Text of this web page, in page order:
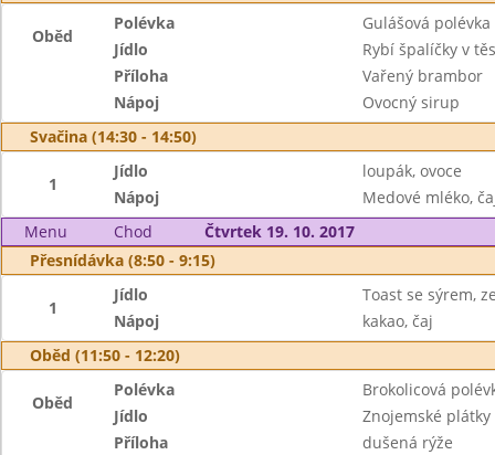
Oběd
Polévka
Gulášová polévka
Jídlo
Rybí špalíčky v
Příloha
Vařený brambor
Nápoj
Ovocný sirup
Svačina (14:30 - 14:50)
1
Jídlo
loupák, ovoce
Nápoj
Medové mléko,
Menu
Chod
Čtvrtek 19. 10. 2017
Přesnídávka (8:50 - 9:15)
1
Jídlo
Toast se sýrem,
Nápoj
kakao, čaj
Oběd (11:50 - 12:20)
Oběd
Polévka
Brokolicová
Jídlo
Znojemské plátky
Příloha
dušená rýže